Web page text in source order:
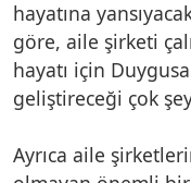
hayatına
göre, aile şirketi
hayatı için
geliştireceği çok
Ayrıca aile